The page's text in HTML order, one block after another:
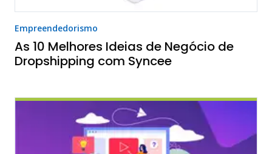
Empreendedorismo
As 10 Melhores Ideias de Negócio de
Dropshipping com Syncee